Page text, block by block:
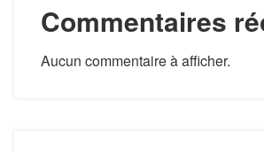
Commentaires
Aucun commentaire à afficher.